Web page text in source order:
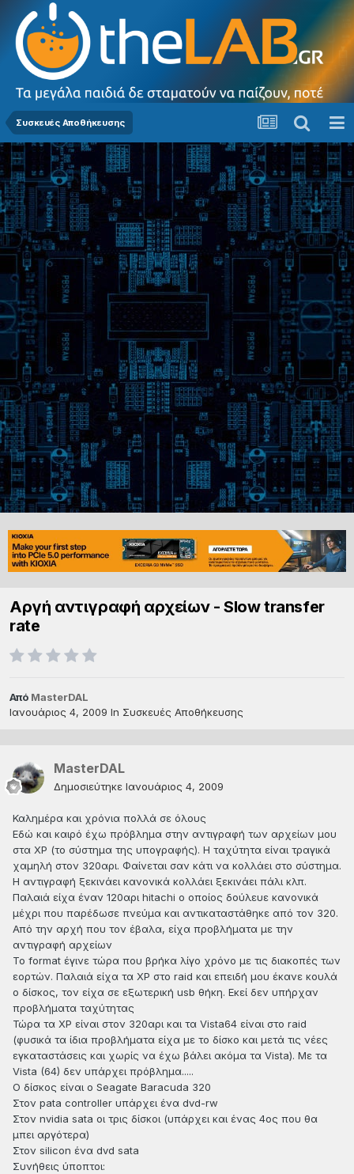
Συσκευές Αποθήκευσης
Αργή αντιγραφή αρχείων - Slow transfer
rate
Από MasterDAL
Ιανουάριος 4, 2009 In Συσκευές Αποθήκευσης
MasterDAL
Δημοσιεύτηκε Ιανουάριος 4, 2009
Καλημέρα και χρόνια πολλά σε όλους
Εδώ και καιρό έχω πρόβλημα στην αντιγραφή των αρχείων μου
στα XP (το σύστημα της υπογραφής). Η ταχύτητα είναι τραγικά
χαμηλή στον 320αρι. Φαίνεται σαν κάτι να κολλάει στο σύστημα.
Η αντιγραφή ξεκινάει κανονικά κολλάει ξεκινάει πάλι κλπ.
Παλαιά είχα έναν 120αρι hitachi ο οποίος δούλευε κανονικά
μέχρι που παρέδωσε πνεύμα και αντικαταστάθηκε από τον 320.
Από την αρχή που τον έβαλα, είχα προβλήματα με την
αντιγραφή αρχείων
To format έγινε τώρα που βρήκα λίγο χρόνο με τις διακοπές των
εορτών. Παλαιά είχα τα ΧP στο raid και επειδή μου έκανε κουλά
ο δίσκος, τον είχα σε εξωτερική usb θήκη. Εκεί δεν υπήρχαν
προβλήματα ταχύτητας
Τώρα τα XP είναι στον 320αρι και τα Vista64 είναι στο raid
(φυσικά τα ίδια προβλήματα είχα με το δίσκο και μετά τις νέες
εγκαταστάσεις και χωρίς να έχω βάλει ακόμα τα Vista). Με τα
Vista (64) δεν υπάρχει πρόβλημα.....
Ο δίσκος είναι ο Seagate Baracuda 320
Στον pata controller υπάρχει ένα dvd-rw
Στον nvidia sata οι τρις δίσκοι (υπάρχει και ένας 4ος που θα
μπει αργότερα)
Στον silicon ένα dvd sata
Συνήθεις ύποπτοι: